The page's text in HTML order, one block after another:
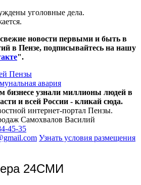
уголовные дела.
новости первыми и быть в
в Пензе, подписывайтесь на нашу
".
Пензы
авария
бизнесе узнали миллионы людей в
и всей России - кликай сюда.
интернет-портал Пензы.
Самохвалов Василий
45-35
Узнать условия размещения
24СМИ